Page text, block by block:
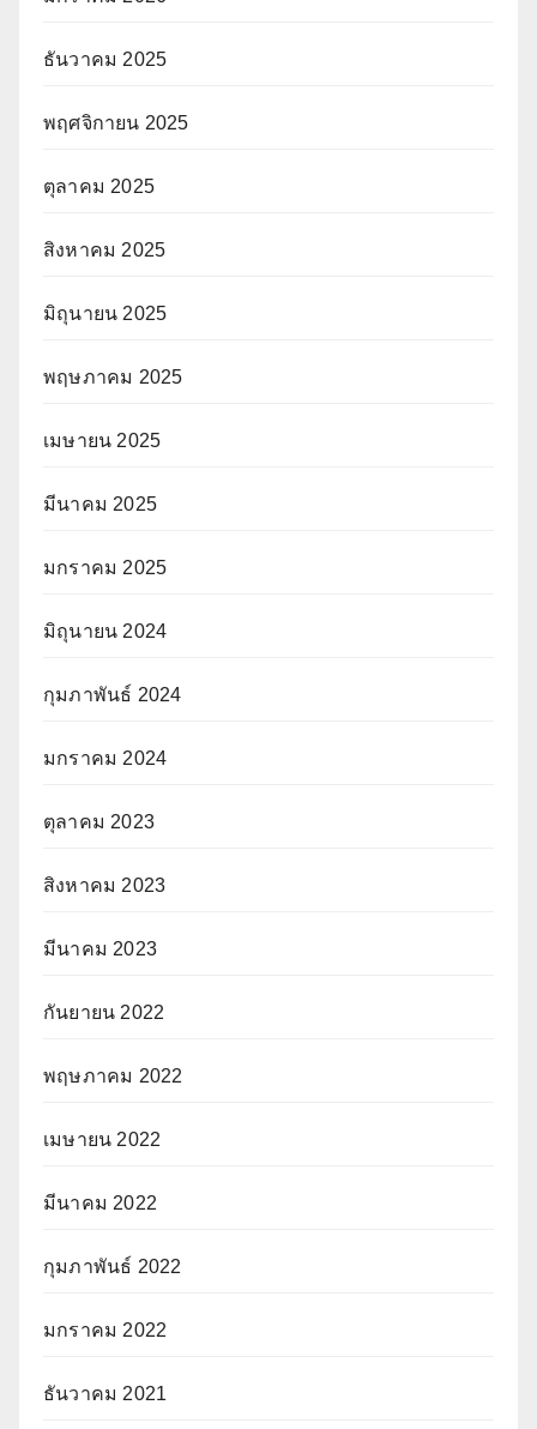
ธันวาคม 2025
พฤศจิกายน 2025
ตุลาคม 2025
สิงหาคม 2025
มิถุนายน 2025
พฤษภาคม 2025
เมษายน 2025
มีนาคม 2025
มกราคม 2025
มิถุนายน 2024
กุมภาพันธ์ 2024
มกราคม 2024
ตุลาคม 2023
สิงหาคม 2023
มีนาคม 2023
กันยายน 2022
พฤษภาคม 2022
เมษายน 2022
มีนาคม 2022
กุมภาพันธ์ 2022
มกราคม 2022
ธันวาคม 2021